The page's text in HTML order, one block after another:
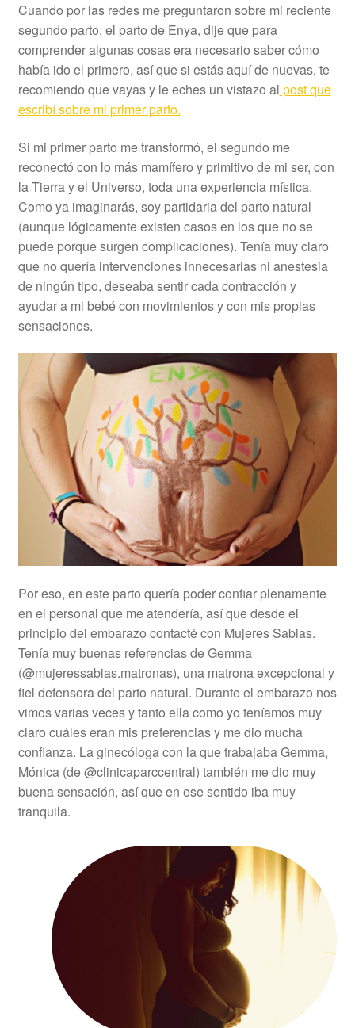
Cuando por las redes me preguntaron sobre mi reciente
segundo parto, el parto de Enya, dije que para
comprender algunas cosas era necesario saber cómo
había ido el primero, así que si estás aquí de nuevas, te
recomiendo que vayas y le eches un vistazo al post que
escribí sobre mi primer parto.
Si mi primer parto me transformó, el segundo me
reconectó con lo más mamífero y primitivo de mi ser, con
la Tierra y el Universo, toda una experiencia mística.
Como ya imaginarás, soy partidaria del parto natural
(aunque lógicamente existen casos en los que no se
puede porque surgen complicaciones). Tenía muy claro
que no quería intervenciones innecesarias ni anestesia
de ningún tipo, deseaba sentir cada contracción y
ayudar a mi bebé con movimientos y con mis propias
sensaciones.
Por eso, en este parto quería poder confiar plenamente
en el personal que me atendería, así que desde el
principio del embarazo contacté con Mujeres Sabias.
Tenía muy buenas referencias de Gemma
(@mujeressabias.matronas), una matrona excepcional y
fiel defensora del parto natural. Durante el embarazo nos
vimos varias veces y tanto ella como yo teníamos muy
claro cuáles eran mis preferencias y me dio mucha
confianza. La ginecóloga con la que trabajaba Gemma,
Mónica (de @clinicaparccentral) también me dio muy
buena sensación, así que en ese sentido iba muy
tranquila.